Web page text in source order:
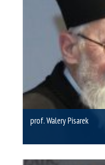
prof. Walery Pisarek